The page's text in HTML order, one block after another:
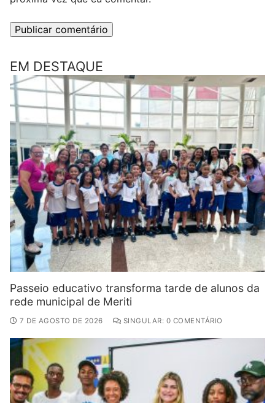
EM DESTAQUE
Passeio educativo transforma tarde de alunos da
rede municipal de Meriti
7 DE AGOSTO DE 2026 SINGULAR: 0 COMENTÁRIO